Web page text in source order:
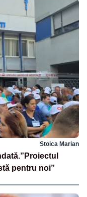
Stoica Marian
pentru noi”